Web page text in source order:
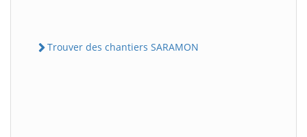
Trouver des chantiers SARAMON